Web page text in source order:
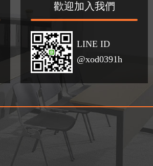
歡迎加入我們
LINE ID
@xod0391h